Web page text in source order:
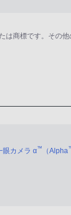
商標です。その他
眼カメラ α™ （Alpha